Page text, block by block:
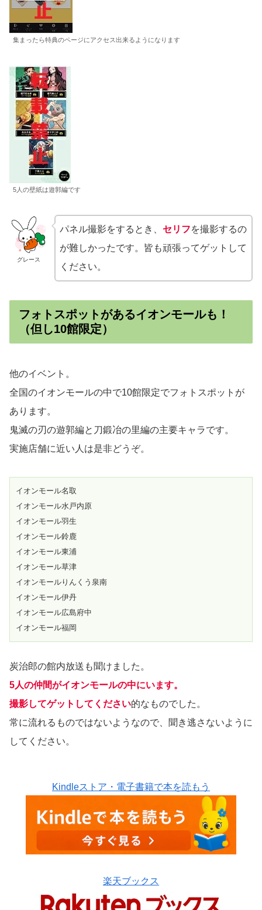
集まったら特典のページにアクセス出来るようになります
5人の壁紙は遊郭編です
グレース
パネル撮影をするとき、 セリフを撮影するの
が難しかったです。皆も頑張ってゲットして
ください。
フォトスポットがあるイオンモールも！
（但し10館限定）
他のイベント。
全国のイオンモールの中で10館限定でフォトスポットが
あります。
鬼滅の刃の遊郭編と刀鍛冶の里編の主要キャラです。
実施店舗に近い人は是非どうぞ。
イオンモール名取
イオンモール水戸内原
イオンモール羽生
イオンモール鈴鹿
イオンモール東浦
イオンモール草津
イオンモールりんくう泉南
イオンモール伊丹
イオンモール広島府中
イオンモール福岡
炭治郎の館内放送も聞けました。
5人の仲間がイオンモールの中にいます。
撮影してゲットしてください的なものでした。
常に流れるものではないようなので、聞き逃さないように
してください。
Kindleストア・電子書籍で本を読もう
楽天ブックス